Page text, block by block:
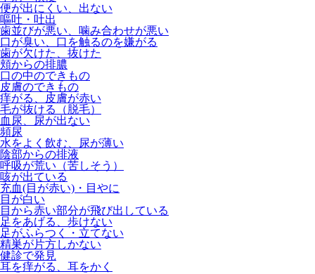
便が出にくい、出ない
嘔吐・吐出
歯並びが悪い、噛み合わせが悪い
口が臭い、口を触るのを嫌がる
歯が欠けた、抜けた
頬からの排膿
口の中のできもの
皮膚のできもの
痒がる、皮膚が赤い
毛が抜ける（脱毛）
血尿、尿が出ない
頻尿
水をよく飲む、尿が薄い
陰部からの排液
呼吸が荒い（苦しそう）
咳が出ている
充血(目が赤い)・目やに
目が白い
目から赤い部分が飛び出している
足をあげる、歩けない
足がふらつく・立てない
精巣が片方しかない
健診で発見
耳を痒がる、耳をかく